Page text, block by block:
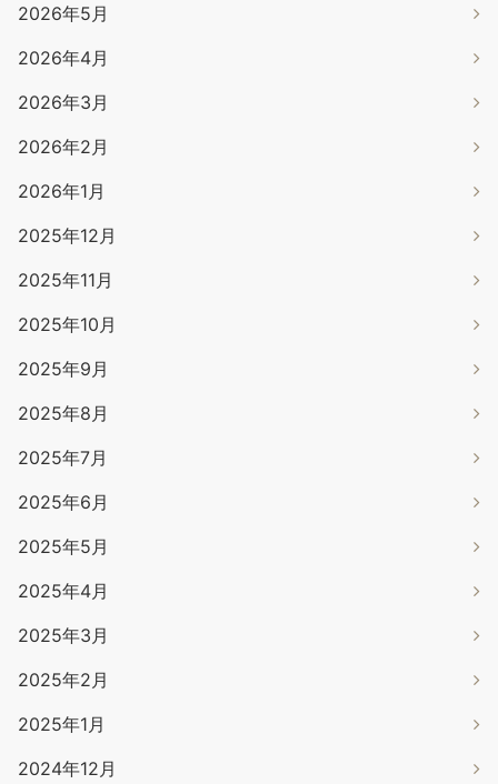
2026年5月
2026年4月
2026年3月
2026年2月
2026年1月
2025年12月
2025年11月
2025年10月
2025年9月
2025年8月
2025年7月
2025年6月
2025年5月
2025年4月
2025年3月
2025年2月
2025年1月
2024年12月